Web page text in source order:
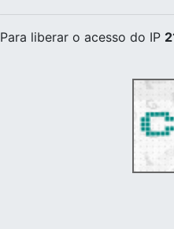
Para liberar o acesso do IP